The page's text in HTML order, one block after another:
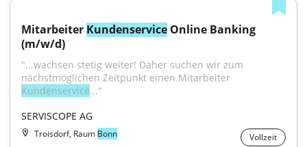
Mitarbeiter Kundenservice Online Banking
(m/w/d)
"...wachsen stetig weiter! Daher suchen wir zum
Kundenservice..."
SERVISCOPE AG
Troisdorf, Raum Bonn Vollzeit